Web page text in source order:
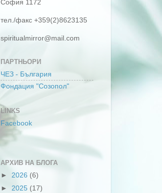
София 1172
тел./факс +359(2)8623135
spiritualmirror@mail.com
ПАРТНЬОРИ
ЧЕЗ - България
Фондация "Созопол"
LINKS
Facebook
АРХИВ НА БЛОГА
► 2026 (6)
► 2025 (17)